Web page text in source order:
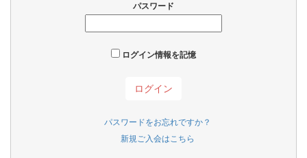
パスワード
ログイン情報を記憶
パスワードをお忘れですか？
新規ご入会はこちら